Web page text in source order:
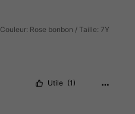
Couleur: Rose bonbon / Taille: 7Y
Utile (1)